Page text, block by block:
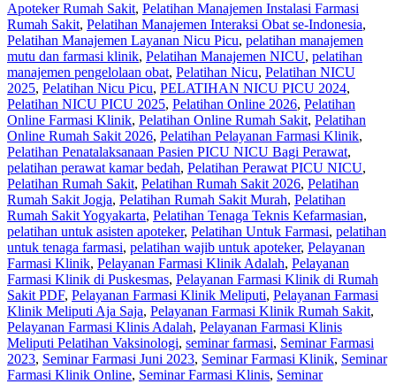
Apoteker Rumah Sakit, Pelatihan Manajemen Instalasi Farmasi
Rumah Sakit, Pelatihan Manajemen Interaksi Obat se-Indonesia,
Pelatihan Manajemen Layanan Nicu Picu, pelatihan manajemen
mutu dan farmasi klinik, Pelatihan Manajemen NICU, pelatihan
manajemen pengelolaan obat, Pelatihan Nicu, Pelatihan NICU
2025, Pelatihan Nicu Picu, PELATIHAN NICU PICU 2024,
Pelatihan NICU PICU 2025, Pelatihan Online 2026, Pelatihan
Online Farmasi Klinik, Pelatihan Online Rumah Sakit, Pelatihan
Online Rumah Sakit 2026, Pelatihan Pelayanan Farmasi Klinik,
Pelatihan Penatalaksanaan Pasien PICU NICU Bagi Perawat,
pelatihan perawat kamar bedah, Pelatihan Perawat PICU NICU,
Pelatihan Rumah Sakit‎, Pelatihan Rumah Sakit 2026, Pelatihan
Rumah Sakit Jogja, Pelatihan Rumah Sakit Murah, Pelatihan
Rumah Sakit Yogyakarta, Pelatihan Tenaga Teknis Kefarmasian,
pelatihan untuk asisten apoteker, Pelatihan Untuk Farmasi, pelatihan
untuk tenaga farmasi, pelatihan wajib untuk apoteker, Pelayanan
Farmasi Klinik, Pelayanan Farmasi Klinik Adalah, Pelayanan
Farmasi Klinik di Puskesmas, Pelayanan Farmasi Klinik di Rumah
Sakit PDF, Pelayanan Farmasi Klinik Meliputi, Pelayanan Farmasi
Klinik Meliputi Aja Saja, Pelayanan Farmasi Klinik Rumah Sakit,
Pelayanan Farmasi Klinis Adalah, Pelayanan Farmasi Klinis
Meliputi Pelatihan Vaksinologi, seminar farmasi, Seminar Farmasi
2023, Seminar Farmasi Juni 2023, Seminar Farmasi Klinik, Seminar
Farmasi Klinik Online, Seminar Farmasi Klinis, Seminar